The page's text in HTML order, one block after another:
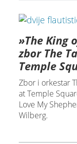
»The King
zbor The
Temple
Zbor i orkestar
at Temple
Love My
Wilberg.